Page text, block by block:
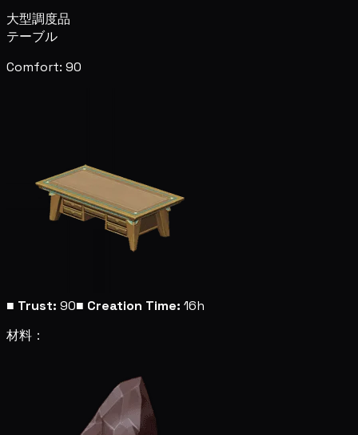
大型調度品
テーブル
Comfort: 90
■ Trust: 90■ Creation Time: 16h
材料：